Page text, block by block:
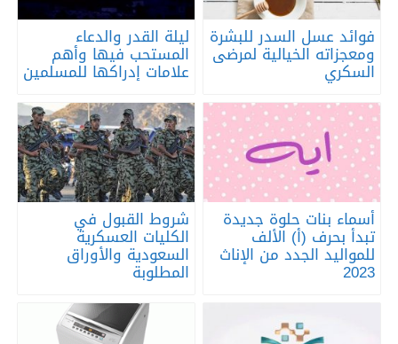
فوائد عسل السدر للبشرة
ومعجزاته الخيالية لمرضى
السكري
ليلة القدر والدعاء
المستحب فيها وأهم
علامات إدراكها للمسلمين
أسماء بنات حلوة جديدة
تبدأ بحرف (أ) الألف
للمواليد الجدد من الإناث
2023
شروط القبول في
الكليات العسكرية
السعودية والأوراق
المطلوبة